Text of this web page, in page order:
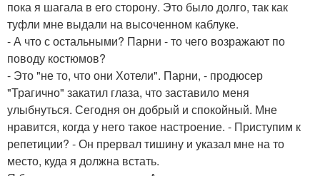
пока я шагала в его сторону. Это было долго, так как
туфли мне выдали на высоченном каблуке.
- А что с остальными? Парни - то чего возражают по
поводу костюмов?
- Это "не то, что они Хотели". Парни, - продюсер
"Трагично" закатил глаза, что заставило меня
улыбнуться. Сегодня он добрый и спокойный. Мне
нравится, когда у него такое настроение. - Приступим к
репетиции? - Он прервал тишину и указал мне на то
место, куда я должна встать.